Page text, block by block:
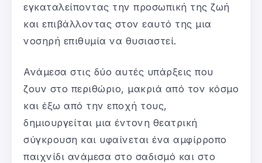
εγκαταλείποντας την προσωπική της ζωή
και επιβάλλοντας στον εαυτό της μια
νοσηρή επιθυμία να θυσιαστεί.
Ανάμεσα στις δύο αυτές υπάρξεις που
ζουν στο περιθώριο, μακριά από τον κόσμο
και έξω από την εποχή τους,
δημιουργείται μια έντονη θεατρική
σύγκρουση και υφαίνεται ένα αμφίρροπο
παιχνίδι ανάμεσα στο σαδισμό και στο